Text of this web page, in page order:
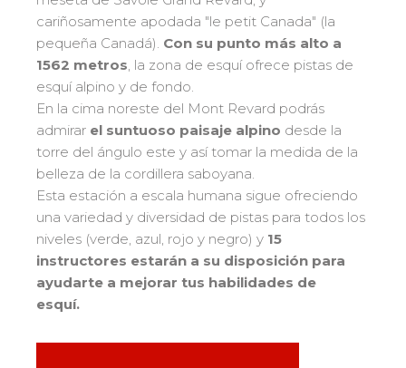
Saboya 83
Alta Saboya
Isère 17
Alpes del sur 33
Macizo Central
Pirineos 20
Jura 6
Vosgos
Córcega 1
Adolescentes y adultos
Todos los niveles
Performance
Mídete con otros competidores
Pruebas de freestyle
Niños y adolescentes
Para todos los riders
Nuestras competencias
Bank Slalom Boarder
Les résultats par épreuves
Qualification Stagiaires
Les résultats par épreuves
cariñosamente apodada "le petit Canada" (la
pequeña Canadá). Con su punto más alto a
1562 metros, la zona de esquí ofrece pistas de
esquí alpino y de fondo.
En la cima noreste del Mont Revard podrás
admirar el suntuoso paisaje alpino desde la
torre del ángulo este y así tomar la medida de la
belleza de la cordillera saboyana.
Esta estación a escala humana sigue ofreciendo
una variedad y diversidad de pistas para todos los
niveles (verde, azul, rojo y negro) y 15
instructores estarán a su disposición para
ayudarte a mejorar tus habilidades de
esquí.